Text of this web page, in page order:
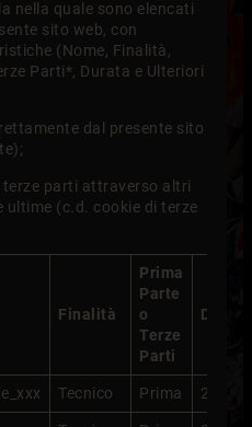
nella quale sono elencati
sito web, con
(Nome, Finalità,
Parti*, Durata e Ulteriori
dal presente sito
terze parti attraverso altri
ultime (c.d. cookie di terze
Finalità
Prima
Parte
o
Terze
Parti
Durata
Tecnico Prima 2